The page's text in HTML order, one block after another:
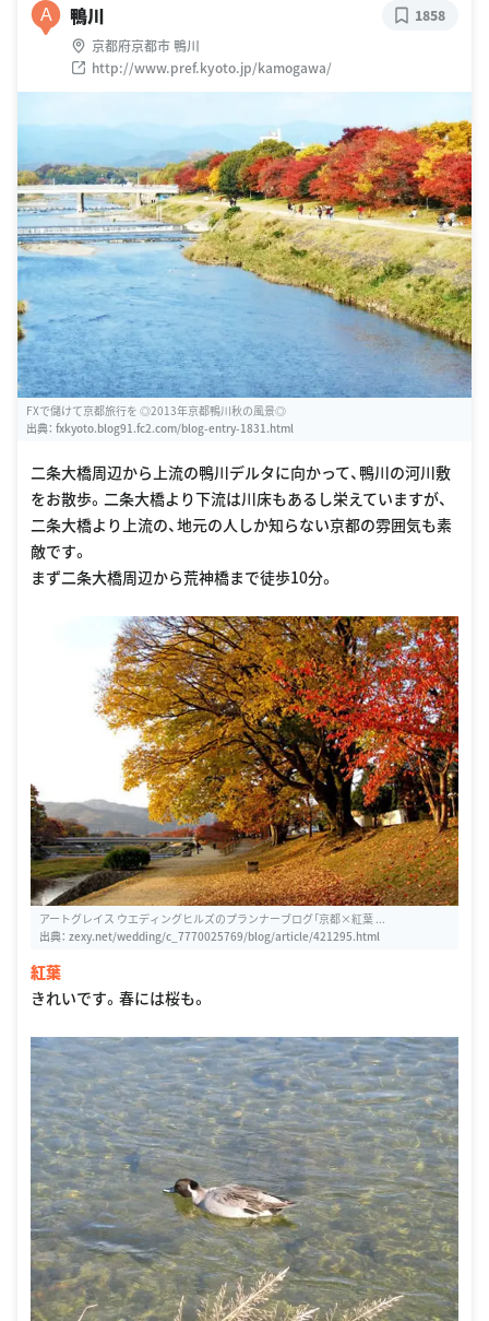
A 鴨川
京都府京都市 鴨川
http://www.pref.kyoto.jp/kamogawa/
1858
FXで儲けて京都旅行を ◎2013年京都鴨川秋の風景◎
出典： fxkyoto.blog91.fc2.com/blog-entry-1831.html
二条大橋周辺から上流の鴨川デルタに向かって、鴨川の河川敷
をお散歩。二条大橋より下流は川床もあるし栄えていますが、
二条大橋より上流の、地元の人しか知らない京都の雰囲気も素
敵です。
まず二条大橋周辺から荒神橋まで徒歩10分。
アートグレイス ウエディングヒルズのプランナーブログ「京都×紅葉 ...
出典： zexy.net/wedding/c_7770025769/blog/article/421295.html
紅葉
きれいです。春には桜も。